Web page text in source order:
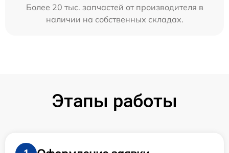
Более 20 тыс. запчастей от производителя в
наличии на собственных складах.
Этапы работы